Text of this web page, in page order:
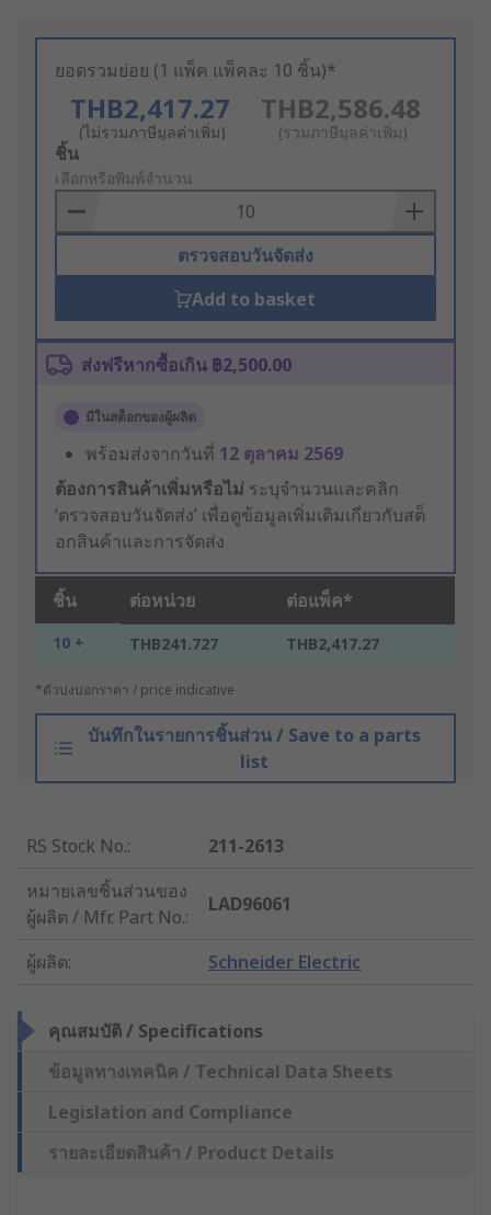
ยอดรวมย่อย (1 แพ็ค แพ็คละ 10 ชิ้น)*
THB2,417.27
(ไม่รวมภาษีมูลค่าเพิ่ม)
THB2,586.48
(รวมภาษีมูลค่าเพิ่ม)
Add
to
Basket
ชิ้น
เลือกหรือพิมพ์จำนวน
ตรวจสอบวันจัดส่ง
Add to basket
ส่งฟรีหากซื้อเกิน ฿2,500.00
มีในสต็อกของผู้ผลิต
พร้อมส่งจากวันที่ 12 ตุลาคม 2569
ต้องการสินค้าเพิ่มหรือไม่ ระบุจำนวนและคลิก
‘ตรวจสอบวันจัดส่ง’ เพื่อดูข้อมูลเพิ่มเติมเกี่ยวกับสต็
อกสินค้าและการจัดส่ง
ชิ้น ต่อหน่วย ต่อแพ็ค*
10 + THB241.727 THB2,417.27
*ตัวบ่งบอกราคา / price indicative
บันทึกในรายการชิ้นส่วน / Save to a parts
list
RS Stock No.:
211-2613
หมายเลขชิ้นส่วนของ
ผู้ผลิต / Mfr. Part No.:
LAD96061
ผู้ผลิต: Schneider Electric
คุณสมบัติ / Specifications
ข้อมูลทางเทคนิค / Technical Data Sheets
Legislation and Compliance
รายละเอียดสินค้า / Product Details